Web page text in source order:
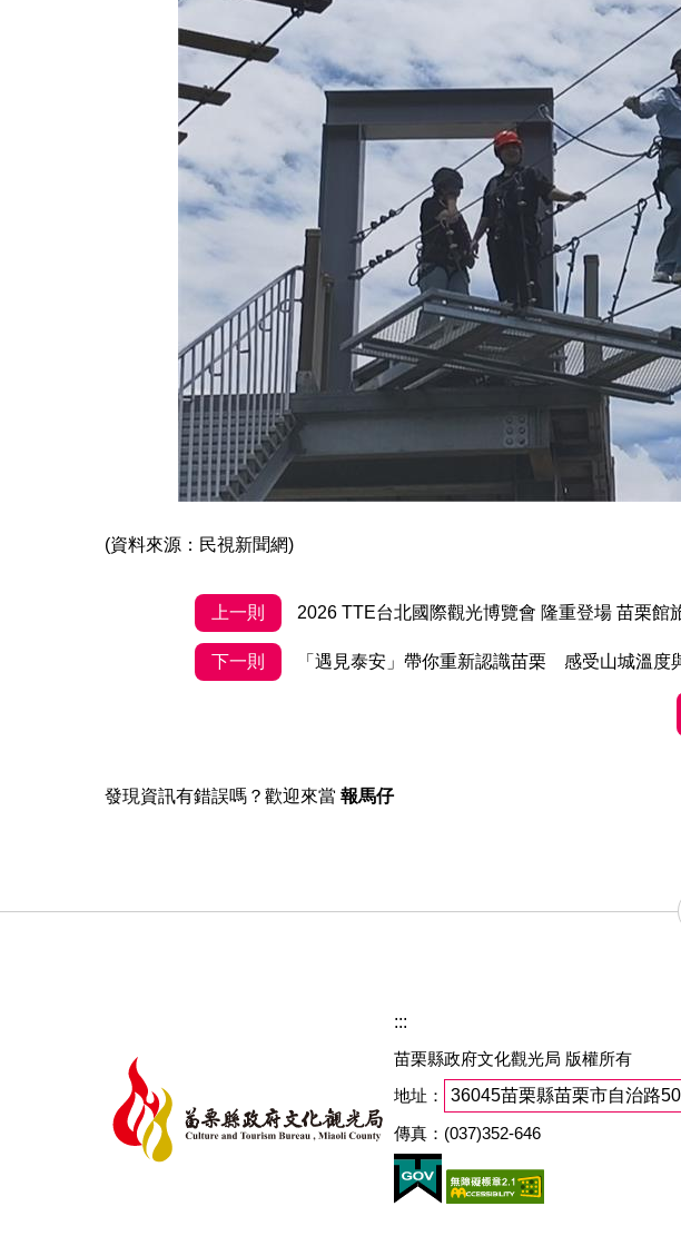
(資料來源：民視新聞網)
上一則 2026 TTE台北國際觀光博覽會 隆重登場 苗栗館
下一則 「遇見泰安」帶你重新認識苗栗 感受山城溫度
發現資訊有錯誤嗎？歡迎來當報馬仔
:::
苗栗縣政府文化觀光局 版權所有
地址：
36045苗栗縣苗栗市自治路
傳真：(037)352-646